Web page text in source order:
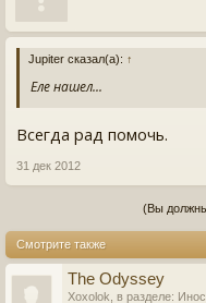
Jupiter сказал(а): ↑
Еле нашел...
Всегда рад помочь.
31 дек 2012
(Вы должны
Смотрите также
The Odyssey
Xoxolok , в разделе: